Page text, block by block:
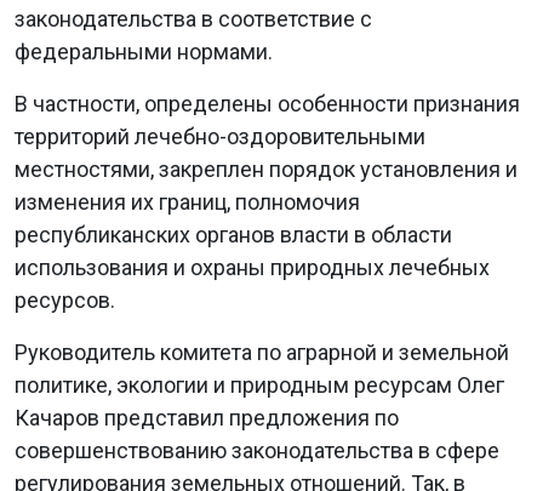
законодательства в соответствие с
федеральными нормами.
В частности, определены особенности признания
территорий лечебно-оздоровительными
местностями, закреплен порядок установления и
изменения их границ, полномочия
республиканских органов власти в области
использования и охраны природных лечебных
ресурсов.
Руководитель комитета по аграрной и земельной
политике, экологии и природным ресурсам Олег
Качаров представил предложения по
совершенствованию законодательства в сфере
регулирования земельных отношений. Так, в